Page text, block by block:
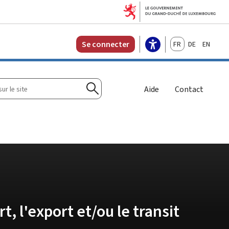
Se connecter FrançaisDeutschEnglish
Rechercher
Aide Contact
l'export et/ou le transit